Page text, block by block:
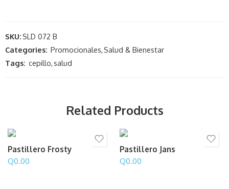
SKU:SLD 072 B
Categories: Promocionales,Salud & Bienestar
Tags: cepillo,salud
Related Products
Pastillero Frosty
Q0.00
Pastillero Jans
Q0.00